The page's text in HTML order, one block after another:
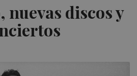
nuevas discos y